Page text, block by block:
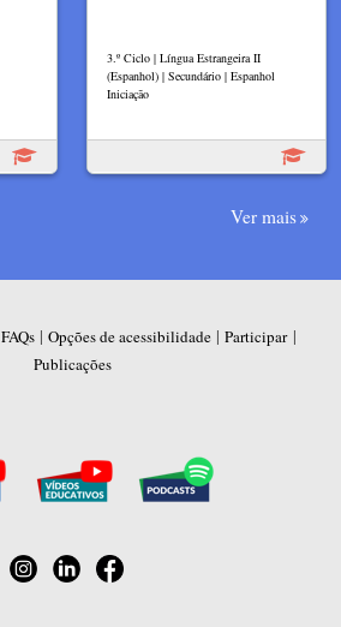
3.º Ciclo | Língua Estrangeira II
(Espanhol) | Secundário | Espanhol
Iniciação
Ver mais
FAQs| Opções de acessibilidade| Participar|
Publicações